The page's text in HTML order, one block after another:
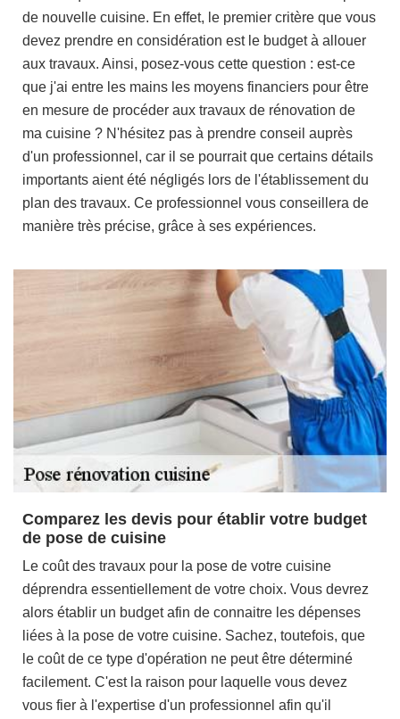
de nouvelle cuisine. En effet, le premier critère que vous
devez prendre en considération est le budget à allouer
aux travaux. Ainsi, posez-vous cette question : est-ce
que j'ai entre les mains les moyens financiers pour être
en mesure de procéder aux travaux de rénovation de
ma cuisine ? N'hésitez pas à prendre conseil auprès
d'un professionnel, car il se pourrait que certains détails
importants aient été négligés lors de l'établissement du
plan des travaux. Ce professionnel vous conseillera de
manière très précise, grâce à ses expériences.
Comparez les devis pour établir votre budget
de pose de cuisine
Le coût des travaux pour la pose de votre cuisine
déprendra essentiellement de votre choix. Vous devrez
alors établir un budget afin de connaitre les dépenses
liées à la pose de votre cuisine. Sachez, toutefois, que
le coût de ce type d'opération ne peut être déterminé
facilement. C'est la raison pour laquelle vous devez
vous fier à l'expertise d'un professionnel afin qu'il